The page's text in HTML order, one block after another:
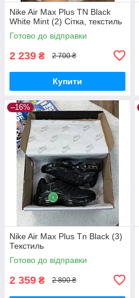
Nike Air Max Plus TN Black
White Mint (2) Сітка, текстиль
Готово до відправки
2 239 ₴ 2 700 ₴
Купити
–16%
Nike Air Max Plus Tn Black (3)
Текстиль
Готово до відправки
2 359 ₴ 2 800 ₴